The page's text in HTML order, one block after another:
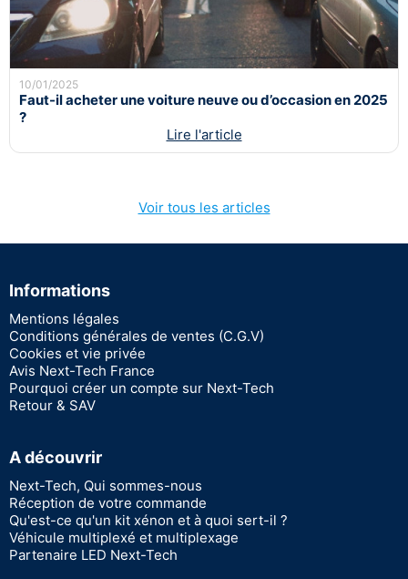
10/01/2025
Faut-il acheter une voiture neuve ou d’occasion en 2025
?
Lire l'article
Voir tous les articles
Informations
Mentions légales
Conditions générales de ventes (C.G.V)
Cookies et vie privée
Avis Next-Tech France
Pourquoi créer un compte sur Next-Tech
Retour & SAV
A découvrir
Next-Tech, Qui sommes-nous
Réception de votre commande
Qu'est-ce qu'un kit xénon et à quoi sert-il ?
Véhicule multiplexé et multiplexage
Partenaire LED Next-Tech